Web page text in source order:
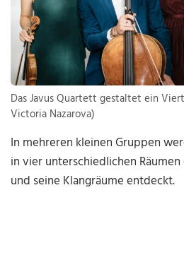
Das Javus Quartett gestaltet ein
Victoria Nazarova)
In mehreren kleinen Gruppen
in vier unterschiedlichen
und seine Klangräume entdeckt.